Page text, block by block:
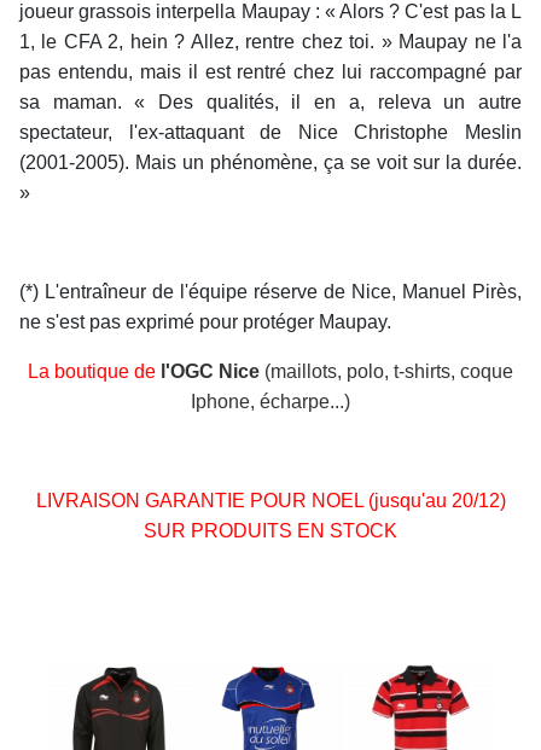
joueur grassois interpella Maupay : « Alors ? C'est pas la L
1, le CFA 2, hein ? Allez, rentre chez toi. » Maupay ne l'a
pas entendu, mais il est rentré chez lui raccompagné par
sa maman. « Des qualités, il en a, releva un autre
spectateur, l'ex-attaquant de Nice Christophe Meslin
(2001-2005). Mais un phénomène, ça se voit sur la durée.
»
(*) L'entraîneur de l'équipe réserve de Nice, Manuel Pirès,
ne s'est pas exprimé pour protéger Maupay.
La boutique de l'OGC Nice (maillots, polo, t-shirts, coque
Iphone, écharpe...)
LIVRAISON GARANTIE POUR NOEL (jusqu'au 20/12)
SUR PRODUITS EN STOCK